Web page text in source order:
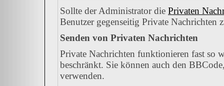
Sollte der Administrator die Privaten
Benutzer gegenseitig Private Nachrichten
Senden von Privaten Nachrichten
Private Nachrichten funktionieren fast so
beschränkt. Sie können auch den
verwenden.